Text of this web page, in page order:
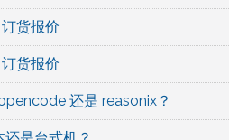
货报价
货报价
还是 reasonix？